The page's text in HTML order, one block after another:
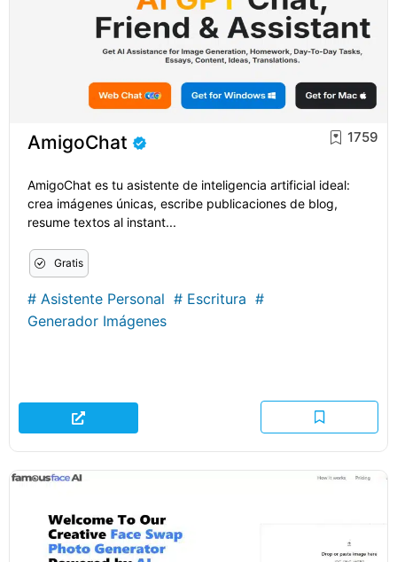
AmigoChat 1759
AmigoChat es tu asistente de inteligencia artificial ideal:
crea imágenes únicas, escribe publicaciones de blog,
resume textos al instant...
Gratis
# Asistente Personal # Escritura #
Generador Imágenes